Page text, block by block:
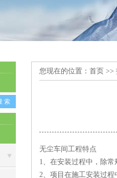
您现在的位置： 首页 >>
无尘车间工程特点
1、在安装过程中，除
2、项目在施工安装过